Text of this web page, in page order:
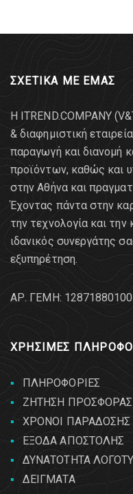
ΣΧΕΤΙΚΑ ΜΕ ΕΜΑΣ
Η ITREND.COMPANY
& διαφημιστική
παραγωγή και διανομή
προϊόντων, καθώς και
στην Αθήνα και
Έχοντας πάντα στην
την τεχνολογία και την
ιδανικός συνεργάτης
εξυπηρέτηση.
AΡ. ΓΕΜΗ:
ΧΡΗΣΙΜΕΣ
ΠΛΗΡΟΦΟΡΙΕΣ
ΖΗΤΗΣΗ ΠΡΟΣΦΟΡΑΣ
ΧΡΟΝΟΙ ΠΑΡΑΔΟΣΗΣ
ΕΞΟΔΑ ΑΠΟΣΤΟΛΗΣ
ΔΥΝΑΤΟΤΗΤΑ
ΔΕΙΓΜΑΤΑ